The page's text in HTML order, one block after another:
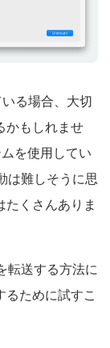
る場合、大切
かもしれませ
を使用してい
は難しそうに思
たくさんありま
転送する方法に
るために試すこ